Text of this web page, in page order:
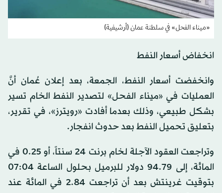
«ميناء الفحل» في سلطنة عمان (أرشيفية)
انخفاض أسعار النفط
وانخفضت أسعار النفط، الجمعة، بعد إعلان عُمان أنَّ
العمليات في «ميناء الفحل» لتصدير النفط الخام تسير
بشكل طبيعي، وذلك بعدما أفادت «رويترز»، ​في تقرير،
بتعليق تحميل النفط بعد حدوث انفجار.
وتراجعت العقود الآجلة لخام برنت 24 ‌سنتاً، أو 0.25 في
المائة، إلى 94.79 دولار للبرميل بحلول الساعة 07:04
بتوقيت غرينتش بعد أن تراجعت 2.84 في المائة عند